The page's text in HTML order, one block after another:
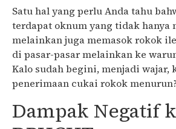
Satu hal yang perlu Anda tahu
terdapat oknum yang tidak hanya
melainkan juga memasok rokok
di pasar-pasar melainkan ke
Kalo sudah begini, menjadi wajar,
penerimaan cukai rokok
Dampak Negatif